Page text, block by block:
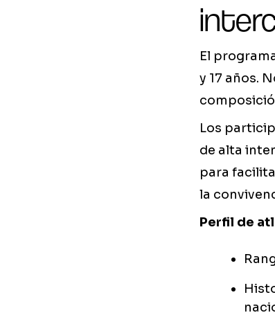
El
y 17 años.
Los
de alta
para
la
Perfil de